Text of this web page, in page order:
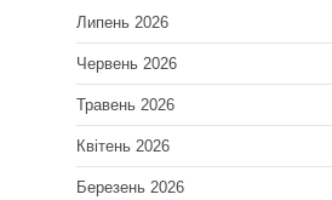
Липень 2026
Червень 2026
Травень 2026
Квітень 2026
Березень 2026